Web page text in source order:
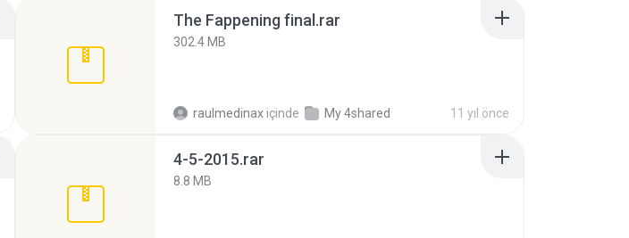
The Fappening final.rar
302.4 MB
raulmedinax içinde My 4shared 11 yıl önce
4-5-2015.rar
8.8 MB